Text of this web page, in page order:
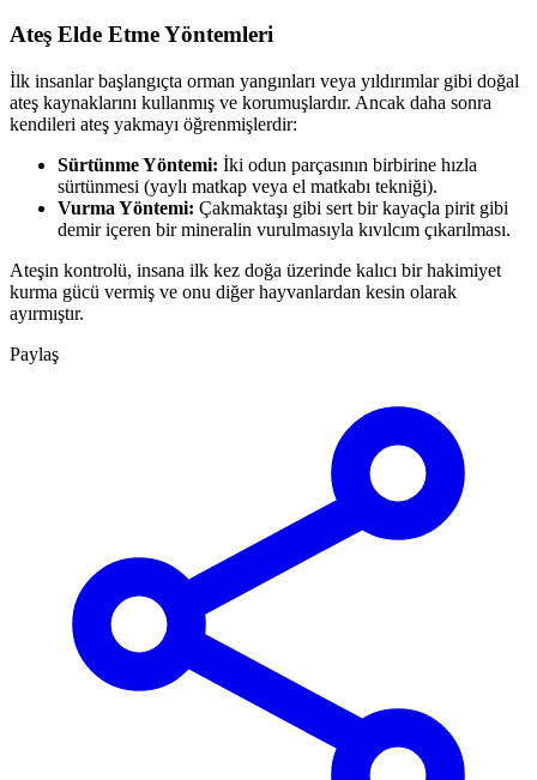
Ateş Elde Etme Yöntemleri
İlk insanlar başlangıçta orman yangınları veya yıldırımlar gibi doğal
ateş kaynaklarını kullanmış ve korumuşlardır. Ancak daha sonra
kendileri ateş yakmayı öğrenmişlerdir:
Sürtünme Yöntemi: İki odun parçasının birbirine hızla
sürtünmesi (yaylı matkap veya el matkabı tekniği).
Vurma Yöntemi: Çakmaktaşı gibi sert bir kayaçla pirit gibi
demir içeren bir mineralin vurulmasıyla kıvılcım çıkarılması.
Ateşin kontrolü, insana ilk kez doğa üzerinde kalıcı bir hakimiyet
kurma gücü vermiş ve onu diğer hayvanlardan kesin olarak
ayırmıştır.
Paylaş